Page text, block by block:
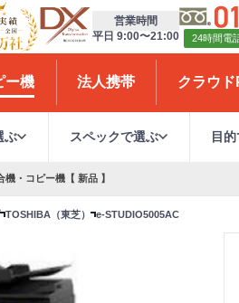
営業時間
平日 9:00〜21:00
24時間電
ー機 法人携帯 クラウ
ぶ スペックで選ぶ 目
・コピー機【 新品 】
TOSHIBA（東芝） e-STUDIO5005AC